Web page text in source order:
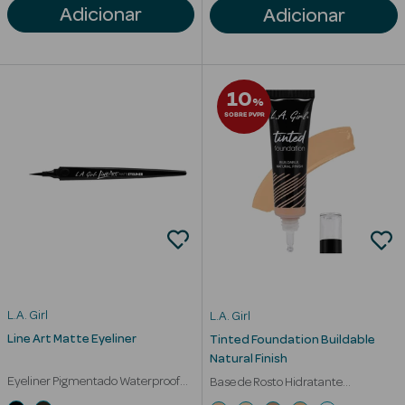
Lábios
Coffrets
Adicionar Adicionar
L.A. Girl
Line Art Matte Eyeliner
Eyeliner Pigmentado Waterproof
de Longa Duração
10%
SOBRE PVPR
L.A. Girl
Tinted Foundation Buildable
Natural Finish
Base de Rosto Hidratante
Cobertura Modulável